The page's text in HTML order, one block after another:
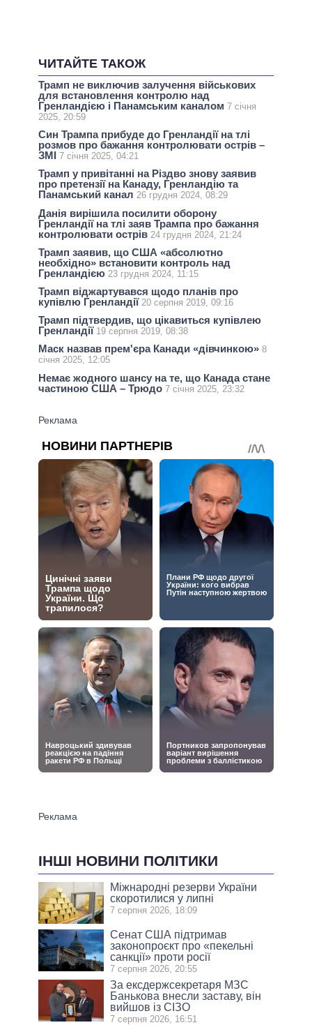
ЧИТАЙТЕ ТАКОЖ
Трамп не виключив залучення військових
для встановлення контролю над
Гренландією і Панамським каналом 7 січня
2025, 20:59
Син Трампа прибуде до Гренландії на тлі
розмов про бажання контролювати острів –
ЗМІ 7 січня 2025, 04:21
Трамп у привітанні на Різдво знову заявив
про претензії на Канаду, Гренландію та
Панамський канал 26 грудня 2024, 08:29
Данія вирішила посилити оборону
Гренландії на тлі заяв Трампа про бажання
контролювати острів 24 грудня 2024, 21:24
Трамп заявив, що США «абсолютно
необхідно» встановити контроль над
Гренландією 23 грудня 2024, 11:15
Трамп віджартувався щодо планів про
купівлю Гренландії 20 серпня 2019, 09:16
Трамп підтвердив, що цікавиться купівлею
Гренландії 19 серпня 2019, 08:38
Маск назвав прем'єра Канади «дівчинкою» 8
січня 2025, 12:05
Немає жодного шансу на те, що Канада стане
частиною США – Трюдо 7 січня 2025, 23:32
ІНШІ НОВИНИ ПОЛІТИКИ
Міжнародні резерви України
скоротилися у липні
7 серпня 2026, 18:09
Сенат США підтримав
законопроєкт про «пекельні
санкції» проти росії
7 серпня 2026, 20:55
За ексдержсекретаря МЗС
Банькова внесли заставу, він
вийшов із СІЗО
7 серпня 2026, 16:51